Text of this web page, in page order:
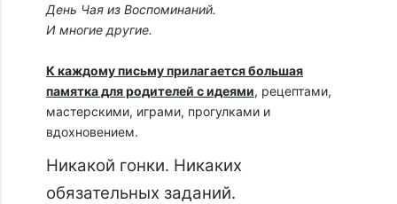
День Чая из Воспоминаний.
И многие другие.
К каждому письму прилагается большая
памятка для родителей с идеями, рецептами,
мастерскими, играми, прогулками и
вдохновением.
Никакой гонки. Никаких
обязательных заданий.